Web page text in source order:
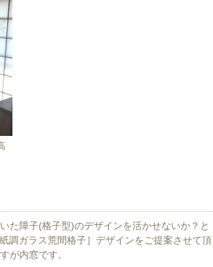
た障子(格子型)のデザインを活かせないか？と
調ガラス荒間格子］デザインをご提案させて頂
が内窓です。